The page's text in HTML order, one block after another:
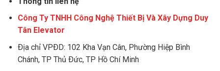
Công Ty TNHH Công Nghệ Thiết Bị Và Xây Dựng Duy
Tân Elevator
Ðịa chỉ VPÐD: 102 Kha Vạn Cân, Phường Hiệp Bình
Chánh, TP Thủ Ðức, TP Hồ Chí Minh